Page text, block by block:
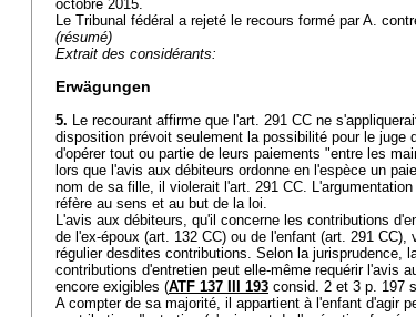
octobre 2015.
Le Tribunal fédéral a rejeté le recours formé par A.
(résumé)
Extrait des considérants:
Erwägungen
5. Le recourant affirme que l'art. 291 CC ne
disposition prévoit seulement la possibilité pour le juge
d'opérer tout ou partie de leurs paiements "entre les
lors que l'avis aux débiteurs ordonne en l'espèce un
nom de sa fille, il violerait l'art. 291 CC.
réfère au sens et au but de la loi.
L'avis aux débiteurs, qu'il concerne les contributions
de l'ex-époux (art. 132 CC) ou de l'enfant (art. 291 CC),
régulier desdites contributions. Selon la jurisprudence,
contributions d'entretien peut elle-même requérir l'avis
encore exigibles (ATF 137 III 193 consid. 2 et 3 p. 197
A compter de sa majorité, il appartient à l'enfant d'agir